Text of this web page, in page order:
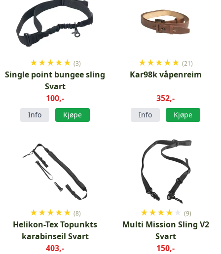
★★★★★ (3)
Single point bungee sling
Svart
100,-
Info Kjøpe
★★★★★ (21)
Kar98k våpenreim
352,-
Info Kjøpe
★★★★★ (8)
Helikon-Tex Topunkts
karabinseil Svart
403,-
★★★★ ★ (9)
Multi Mission Sling V2
Svart
150,-